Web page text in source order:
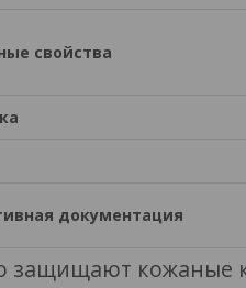
свойства
документация
защищают кожаные